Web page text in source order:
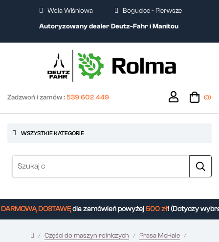
Wola Wiśniowa
Bogucice - Pierwsze
Autoryzowany dealer Deutz-Fahr i Manitou
Zadzwoń i zamów :539 602 449 (0)
WSZYSTKIE KATEGORIE
DOSTAWĘdla zamówień powyżej500 zł! (Dotyczy
Części do maszyn rolniczych
Prasa McHale